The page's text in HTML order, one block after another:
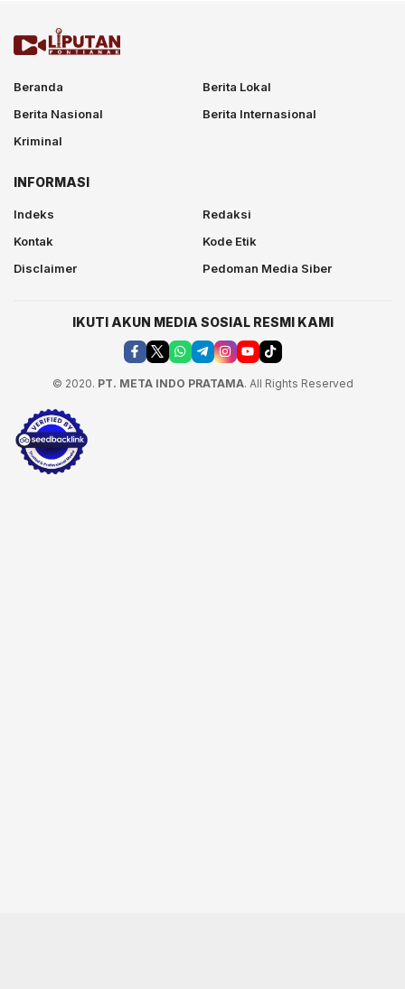
Beranda
Berita Lokal
Berita Nasional
Berita Internasional
Kriminal
INFORMASI
Indeks
Redaksi
Kontak
Kode Etik
Disclaimer
Pedoman Media Siber
IKUTI AKUN MEDIA SOSIAL RESMI KAMI
© 2020. PT. META INDO PRATAMA. All Rights Reserved